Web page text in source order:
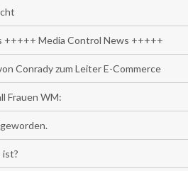
+++++ Media Control News +++++
Conrady zum Leiter E-Commerce
Frauen WM: